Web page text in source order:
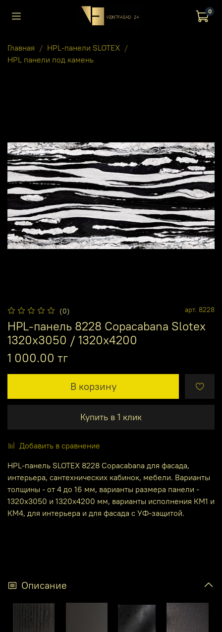
0
Главная
HPL-панели SLOTEX
HPL панели под камень
(0) арт. 8228
HPL-панель 8228 Copacabana Slotex
1320х3050 / 1320х4200
1 000.00 тг
В корзину
Купить в 1 клик
Добавить в сравнение
HPL-панель SLOTEX 8228 Copacabana для фасада,
интерьера, сантехнических кабинок, мебели. Варианты
толщины - от 4 до 16 мм, варианты размера панели -
1320х3050 и 1320х4200 мм, варианты исполнения КМ1 и
КМ4, для интерьера и для фасада с УФ-защитой.
Описание